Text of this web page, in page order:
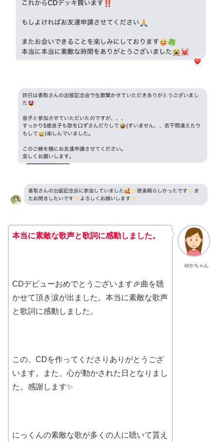
ゆかちゃん
本当に素敵な歌声と歌詞に感動しました。
CDデビューおめでとうございます🎉曲を聴
かせて頂き涙が出ました。本当に素敵な歌声
と歌詞に感動しました。
この、CDを作ってくださりありがとうござ
います。また、心が動かされた日となりまし
た。感謝します✨
にっくんの素敵な歌が多くの人に聴いて貰え